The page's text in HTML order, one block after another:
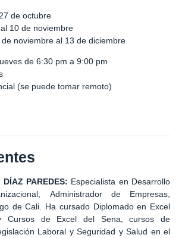
de octubre
10 de noviembre
de noviembre al 13 de diciembre
de 6:30 pm a 9:00 pm
(se puede tomar remoto)
PAREDES: Especialista en Desarrollo
Administrador de Empresas,
de Cali. Ha cursado Diplomado en Excel
Cursos de Excel del Sena, cursos de
Laboral y Seguridad y Salud en el